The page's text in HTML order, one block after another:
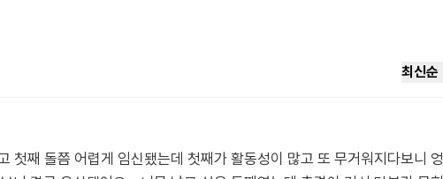
최신순
첫째 돌쯤 어렵게 임신됐는데 첫째가 활동성이 많고 또 무거워지다보니 엉